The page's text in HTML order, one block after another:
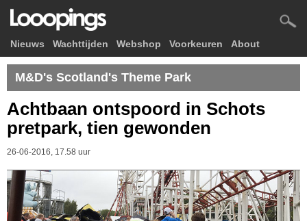
Nieuws Wachttijden Webshop Voorkeuren About
M&D's Scotland's Theme Park
Achtbaan ontspoord in Schots
pretpark, tien gewonden
26-06-2016, 17.58 uur